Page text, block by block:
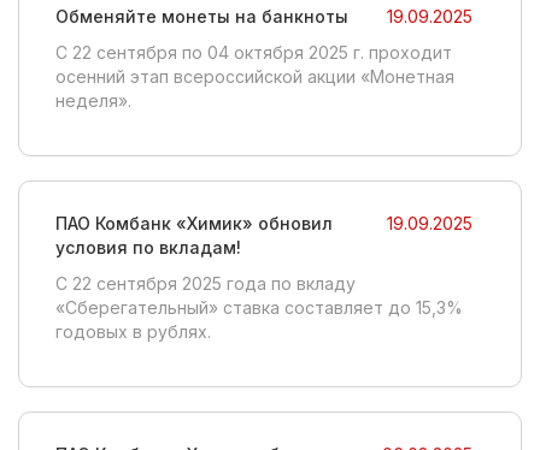
Обменяйте монеты на банкноты
19.09.2025
С 22 сентября по 04 октября 2025 г. проходит
осенний этап всероссийской акции «Монетная
неделя».
ПАО Комбанк «Химик» обновил
условия по вкладам!
19.09.2025
C 22 сентября 2025 года по вкладу
«Сберегательный» ставка составляет до 15,3%
годовых в рублях.